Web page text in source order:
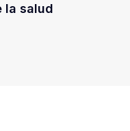
la salud